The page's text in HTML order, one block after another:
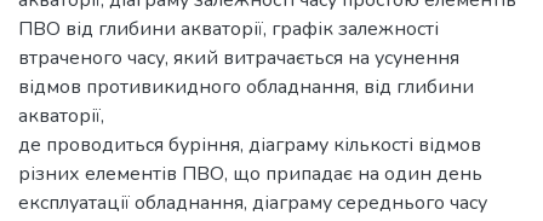
ПВО від глибини акваторії, графік залежності
втраченого часу, який витрачається на усунення
відмов противикидного обладнання, від глибини
акваторії,
де проводиться буріння, діаграму кількості відмов
різних елементів ПВО, що припадає на один день
експлуатації обладнання, діаграму середнього часу